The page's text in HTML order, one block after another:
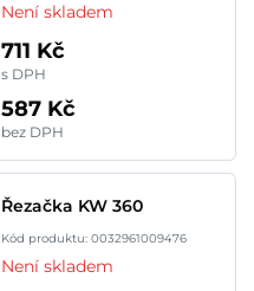
Není skladem
711 Kč
s DPH
587 Kč
bez DPH
Řezačka KW 360
Kód produktu: 0032961009476
Není skladem